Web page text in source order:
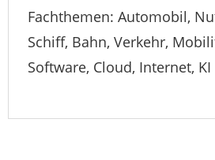
Fachthemen: Automobil,
Schiff, Bahn, Verkehr,
Software, Cloud, Internet, KI